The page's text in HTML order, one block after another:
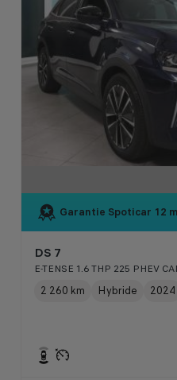
Garantie Spoticar 12
DS 7
E-TENSE 1.6 THP 225 PHEV
2 260 km Hybride 2024